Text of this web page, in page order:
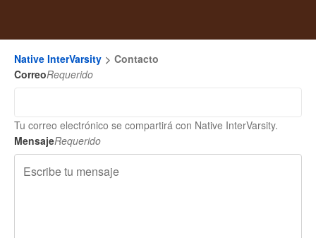
Native InterVarsity
Contacto
CorreoRequerido
Tu correo electrónico se compartirá con Native InterVarsity.
MensajeRequerido